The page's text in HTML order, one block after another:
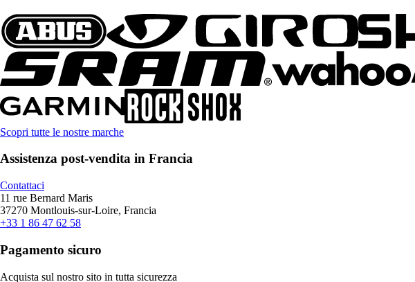
Scopri tutte le nostre marche
Assistenza post-vendita in Francia
Contattaci
11 rue Bernard Maris
37270 Montlouis-sur-Loire, Francia
+33 1 86 47 62 58
Pagamento sicuro
Acquista sul nostro sito in tutta sicurezza